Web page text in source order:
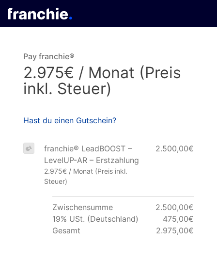
Pay franchie®
2.975€ / Monat (Preis
inkl. Steuer)
Hast du einen Gutschein?
franchie® LeadBOOST –
LevelUP-AR – Erstzahlung
2.975€ / Monat (Preis inkl.
Steuer)
2.500,00€
Zwischensumme
2.500,00€
19% USt. (Deutschland)
475,00€
Gesamt
2.975,00€